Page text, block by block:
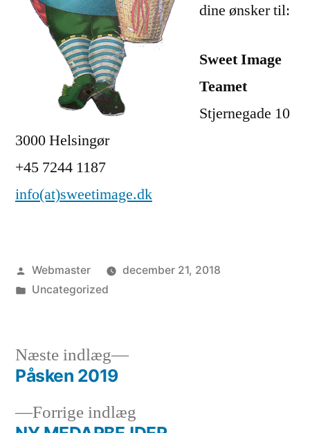
dine ønsker til:
Sweet Image
Teamet
Stjernegade 10
3000 Helsingør
+45 7244 1187
info(at)sweetimage.dk
Posted
by
Webmaster
december 21, 2018
Posted
Uncategorized
Indlægsnavigation
Forrige indlæg
Næste indlæg
Next
Påsken 2019